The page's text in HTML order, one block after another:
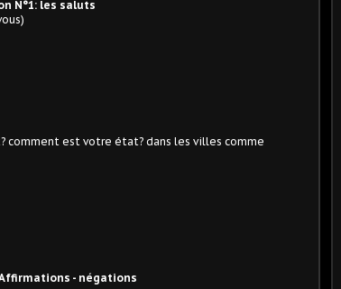
N°1: les saluts
comment est votre état? dans les villes comme
Affirmations - négations